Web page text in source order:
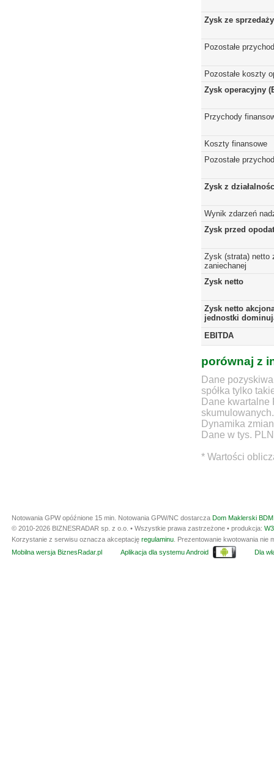
Zysk ze sprzedaży
Pozostałe
Pozostałe koszty
Zysk operacyjny
Przychody
Koszty finansowe
Pozostałe
Zysk z
Wynik zdarzeń
Zysk przed
Zysk (strata) netto
zaniechanej
Zysk netto
Zysk netto
jednostki
EBITDA
porównaj z
Dane
spółka tylko
Dane
skumulowanych.
Dynamika
Dane w tys. PLN
* Wartości
Notowania GPW opóźnione 15 min. Notowania GPW/NC dostarcza Dom Maklerski
© 2010-2026 BIZNESRADAR sp. z o.o. • Wszystkie prawa zastrzeżone • produkcja:
Korzystanie z serwisu oznacza akceptację regulaminu . Prezentowanie kwotowania
Mobilna wersja BiznesRadar.pl
Aplikacja dla systemu Android Dla